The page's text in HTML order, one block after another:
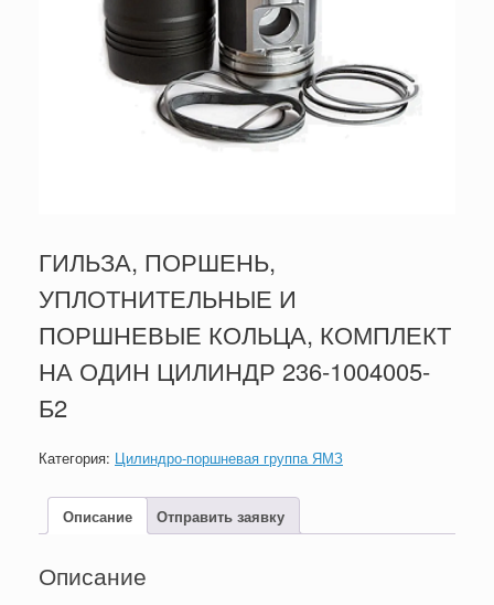
ГИЛЬЗА, ПОРШЕНЬ,
УПЛОТНИТЕЛЬНЫЕ И
ПОРШНЕВЫЕ КОЛЬЦА, КОМПЛЕКТ
НА ОДИН ЦИЛИНДР 236-1004005-
Б2
Категория: Цилиндро-поршневая группа ЯМЗ
Описание Отправить заявку
Описание